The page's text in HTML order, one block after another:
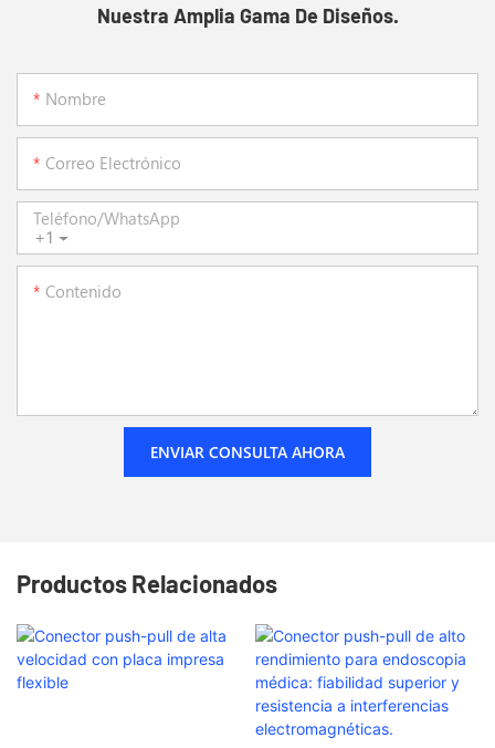
Nuestra Amplia Gama De Diseños.
Nombre
Correo Electrónico
+1
Teléfono/WhatsApp
Contenido
ENVIAR CONSULTA AHORA
Productos Relacionados